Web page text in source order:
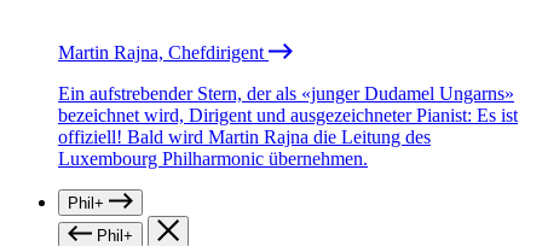
Martin Rajna, Chefdirigent
Ein aufstrebender Stern, der als «junger Dudamel Ungarns»
bezeichnet wird, Dirigent und ausgezeichneter Pianist: Es ist
offiziell! Bald wird Martin Rajna die Leitung des
Luxembourg Philharmonic übernehmen.
Phil+
Phil+